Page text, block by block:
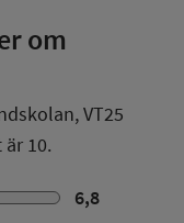
om
VT25
10.
6,8